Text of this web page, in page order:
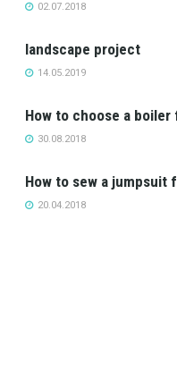
02.07.2018
landscape project
14.05.2019
How to choose a
30.08.2018
How to sew a jumpsuit
20.04.2018